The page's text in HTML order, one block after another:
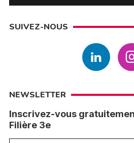
SUIVEZ-NOUS
NEWSLETTER
Inscrivez-vous
Filière 3e